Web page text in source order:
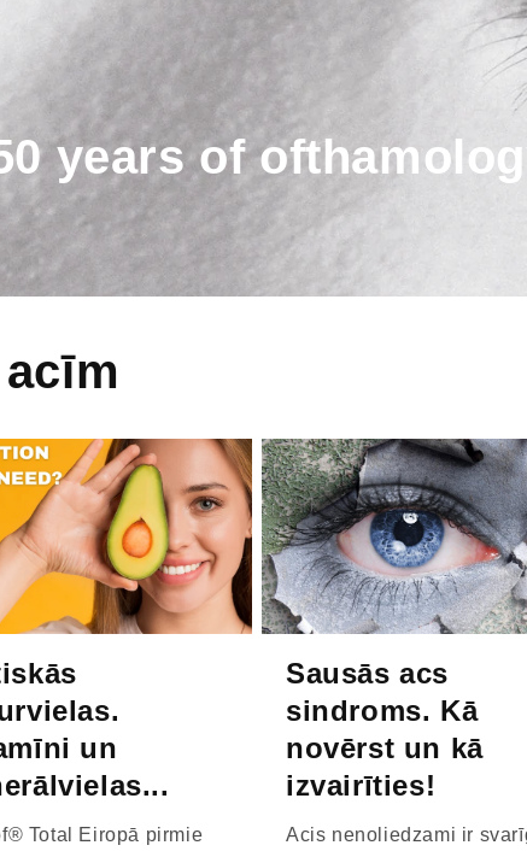
years of
un
Total Eiropā pirmie
Sausās acs
sindroms. Kā
novērst un kā
izvairīties!
Acis nenoliedzami ir